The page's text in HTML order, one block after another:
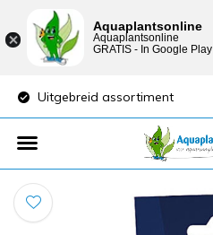
Uitgebreid assortiment
Aquaplantsonline
Aquaplantsonline
GRATIS - In Google Play